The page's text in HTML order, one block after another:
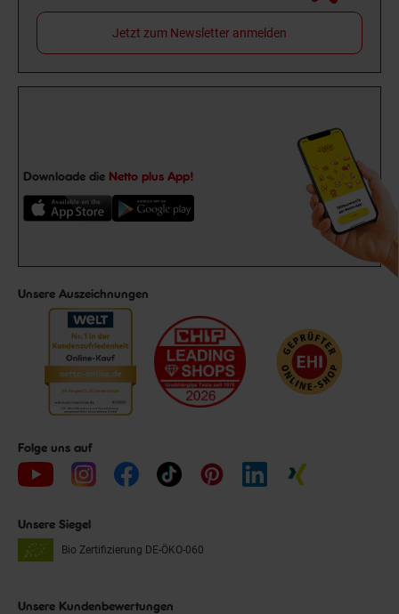
Jetzt zum Newsletter anmelden
Downloade die Netto plus App!
Unsere Auszeichnungen
Folge uns auf
Unsere Siegel
Bio Zertifizierung DE-ÖKO-060
Unsere Kundenbewertungen